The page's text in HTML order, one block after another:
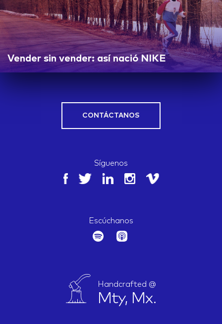
Vender sin vender: así nació NIKE
CONTÁCTANOS
Síguenos
Escúchanos
Handcrafted @
Mty, Mx.